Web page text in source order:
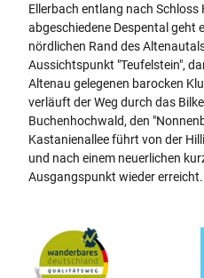
Ellerbach entlang nach
abgeschiedene Despental geht
nördlichen Rand des
Aussichtspunkt "Teufelstein",
Altenau gelegenen barocken
verläuft der Weg durch das
Buchenhochwald, den
Kastanienallee führt von der
und nach einem neuerlichen
Ausgangspunkt wieder erreicht.